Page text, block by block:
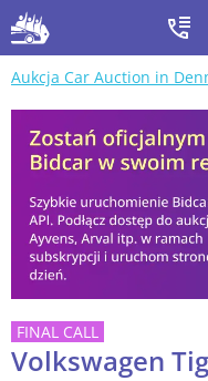
Aukcja Car Auction in
Volkswagen